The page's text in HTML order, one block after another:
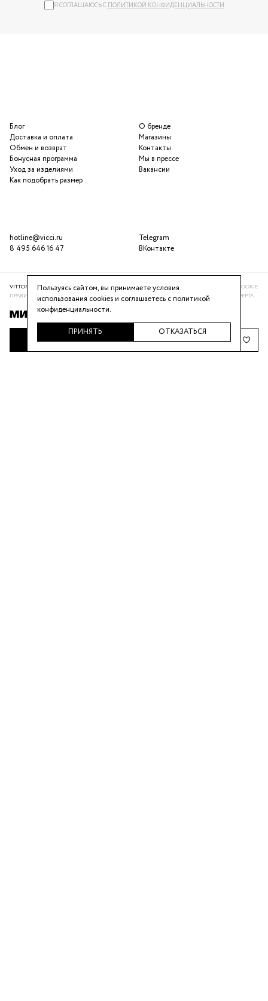
ДОБАВИТЬ В КОРЗИНУ
Я СОГЛАШАЮСЬ С ПОЛИТИКОЙ КОНФИДЕНЦИАЛЬНОСТИ
О бренде
Магазины
Контакты
Мы в прессе
Вакансии
Telegram
ВКонтакте
Блог
Доставка и оплата
Обмен и возврат
Бонусная программа
Уход за изделиями
Как подобрать размер
hotline@vicci.ru
8 495 646 16 47
VITTORIA VICCI © 2016-2025ПОЛИТИКА КОНФИДЕНЦИАЛЬНОСТИ
ИСПОЛЬЗОВАНИЕ COOKIE
ПРАВИЛА ПРОГРАММЫ ЛОЯЛЬНОСТИРЕКОМЕНДАТЕЛЬНАЯ СИСТЕМАПУБЛИЧНАЯ ОФЕРТА
Пользуясь сайтом, вы принимаете условия
использования cookies и соглашаетесь сполитикой
конфиденциальности.
ПРИНЯТЬ ОТКАЗАТЬСЯ